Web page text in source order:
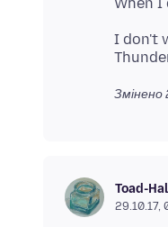
I don't
Змінено
Toad-
29.10.17,